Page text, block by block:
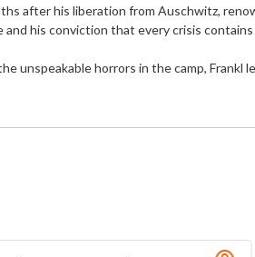
after his liberation from Auschwitz,
and his conviction that every crisis
unspeakable horrors in the camp, Frankl